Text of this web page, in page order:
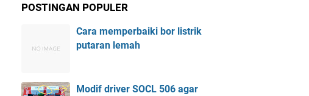
POSTINGAN POPULER
Cara memperbaiki bor listrik
putaran lemah
Modif driver SOCL 506 agar